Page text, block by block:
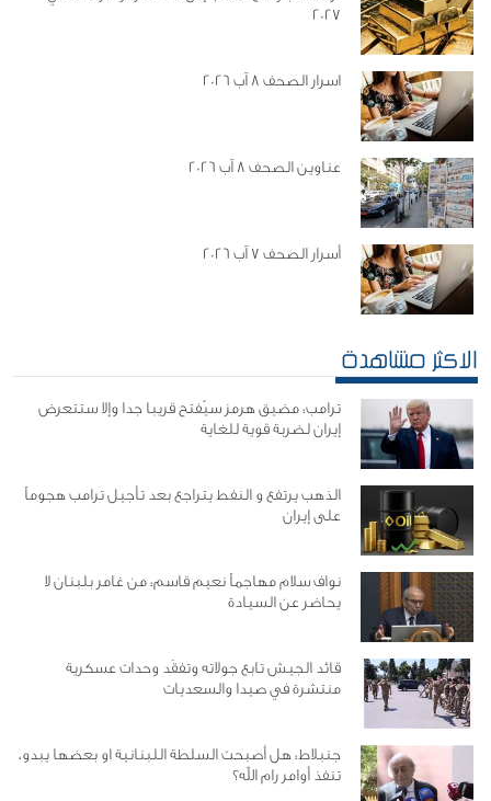
2027
اسرار الصحف 8 آب 2026
عناوين الصحف 8 آب 2026
أسرار الصحف 7 آب 2026
الاكثر مشاهدة
ترامب: مضيق هرمز سيُفتح قريبا جدا وإلا ستتعرض
إيران لضربة قوية للغاية
الذهب يرتفع و النفط يتراجع بعد تأجيل ترامب هجوماً
على إيران
نواف سلام مهاجماً نعيم قاسم: من غامر بلبنان لا
يحاضر عن السيادة
قائد الجيش تابع جولاته وتفقَد وحدات عسكرية
منتشرة في صيدا والسعديات
جنبلاط: هل أصبحت السلطة اللبنانية او بعضها يبدو،
تنفذ أوامر رام الله؟